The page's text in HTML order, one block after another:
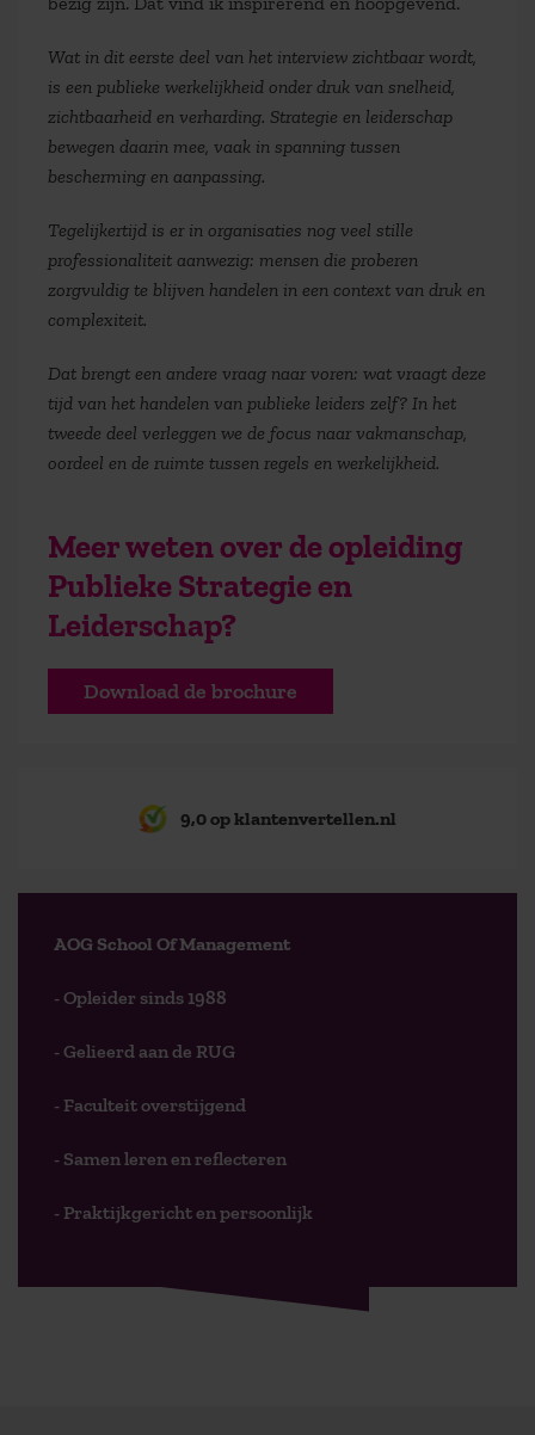
Wat in dit eerste deel van het interview zichtbaar wordt,
is een publieke werkelijkheid onder druk van snelheid,
zichtbaarheid en verharding. Strategie en leiderschap
bewegen daarin mee, vaak in spanning tussen
bescherming en aanpassing.
Tegelijkertijd is er in organisaties nog veel stille
professionaliteit aanwezig: mensen die proberen
zorgvuldig te blijven handelen in een context van druk en
complexiteit.
Dat brengt een andere vraag naar voren: wat vraagt deze
tijd van het handelen van publieke leiders zelf? In het
tweede deel verleggen we de focus naar vakmanschap,
oordeel en de ruimte tussen regels en werkelijkheid.
Meer weten over de opleiding
Publieke Strategie en
Leiderschap?
Download de brochure
9,0 op klantenvertellen.nl
AOG School Of Management
- Opleider sinds 1988
- Gelieerd aan de RUG
- Faculteit overstijgend
- Samen leren en reflecteren
- Praktijkgericht en persoonlijk